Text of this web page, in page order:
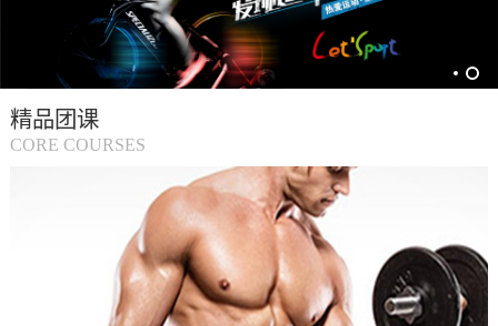
育
(中
精品团课
CORE COURSES